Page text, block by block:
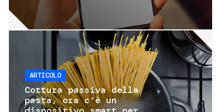
ARTICOLO
Cottura passiva della
pasta, ora c’è un